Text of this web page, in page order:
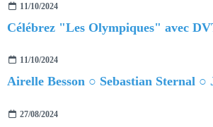
11/10/2024
Célébrez "Les Olympiques" avec
11/10/2024
Airelle Besson ○ Sebastian Sternal ○
27/08/2024